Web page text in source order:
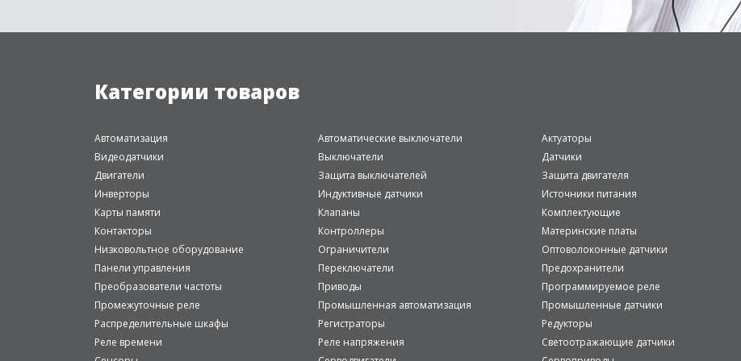
Категории товаров
Автоматизация Автоматические выключатели Актуаторы
Видеодатчики
Выключатели Датчики
Двигатели
Защита выключателей Защита двигателя
Инверторы
Индуктивные датчики Источники питания
Карты памяти
Клапаны Комплектующие
Контакторы
Контроллеры Материнские платы
Низковольтное оборудование
Ограничители Оптоволоконные датчики
Панели управления
Переключатели Предохранители
Преобразователи частоты
Приводы Программируемое реле
Промежуточные реле
Промышленная автоматизация Промышленные датчики
Распределительные шкафы
Регистраторы Редукторы
Реле времени
Реле напряжения Светоотражающие датчики